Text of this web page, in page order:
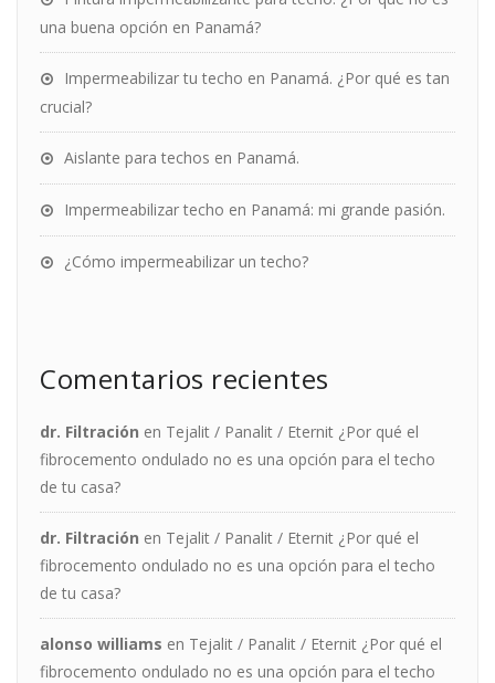
una buena opción en Panamá?
Impermeabilizar tu techo en Panamá. ¿Por qué es tan
crucial?
Aislante para techos en Panamá.
Impermeabilizar techo en Panamá: mi grande pasión.
¿Cómo impermeabilizar un techo?
Comentarios recientes
dr. Filtración en Tejalit / Panalit / Eternit ¿Por qué el
fibrocemento ondulado no es una opción para el techo
de tu casa?
dr. Filtración en Tejalit / Panalit / Eternit ¿Por qué el
fibrocemento ondulado no es una opción para el techo
de tu casa?
alonso williams en Tejalit / Panalit / Eternit ¿Por qué el
fibrocemento ondulado no es una opción para el techo